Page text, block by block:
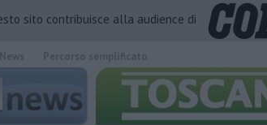
sito contribuisce alla audience di